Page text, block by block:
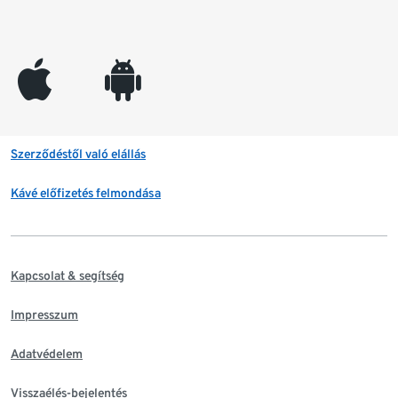
appleinc android
Szerződéstől való elállás
Kávé előfizetés felmondása
Kapcsolat & segítség
Impresszum
Adatvédelem
Visszaélés-bejelentés